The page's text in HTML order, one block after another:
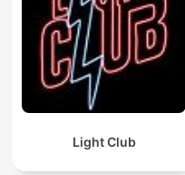
Light Club